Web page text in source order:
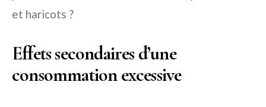
et haricots ?
Effets secondaires d’une
consommation excessive